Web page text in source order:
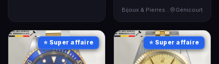
Génicourt
⭐ Super affaire ⭐ Super affaire